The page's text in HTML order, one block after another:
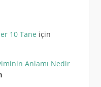
10 Tane için
Anlamı Nedir